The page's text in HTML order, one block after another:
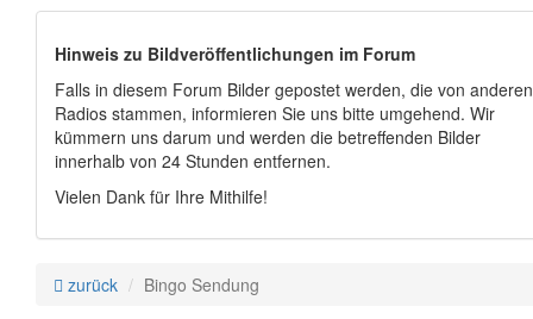
Hinweis zu Bildveröffentlichungen im Forum
Falls in diesem Forum Bilder gepostet werden, die von anderen
Radios stammen, informieren Sie uns bitte umgehend. Wir
kümmern uns darum und werden die betreffenden Bilder
innerhalb von 24 Stunden entfernen.
Vielen Dank für Ihre Mithilfe!
zurück Bingo Sendung